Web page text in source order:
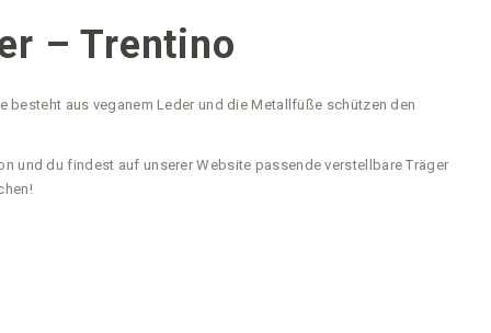
– Trentino
aus veganem Leder und die Metallfüße schützen den
und du findest auf unserer Website passende verstellbare Träger